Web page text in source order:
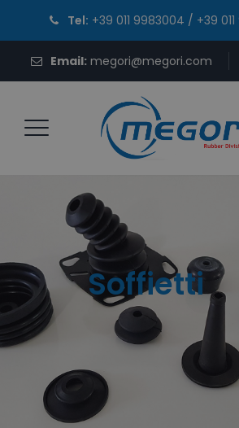
Tel: +39 011 9983004 / +39
Email: megori@megori.com
Soffietti